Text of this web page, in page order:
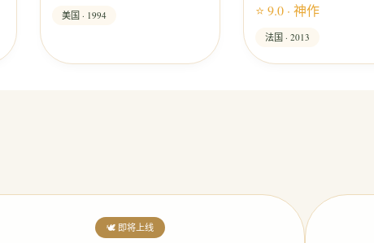
美国 · 1994 ⭐ 9.0 · 神作
法国 · 2013
🕊️ 即将上线